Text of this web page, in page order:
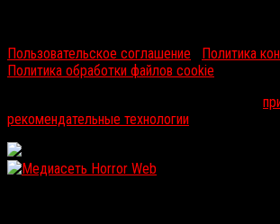
Пользовательское соглашение
Политика
Политика обработки файлов cookie
рекомендательные технологии